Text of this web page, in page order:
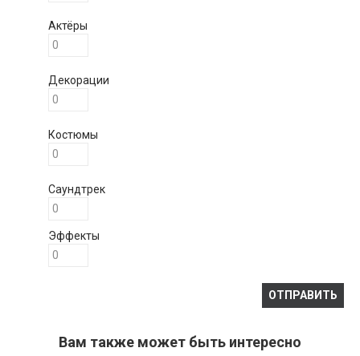
Актёры
Декорации
Костюмы
Саундтрек
Эффекты
Вам также может быть интересно